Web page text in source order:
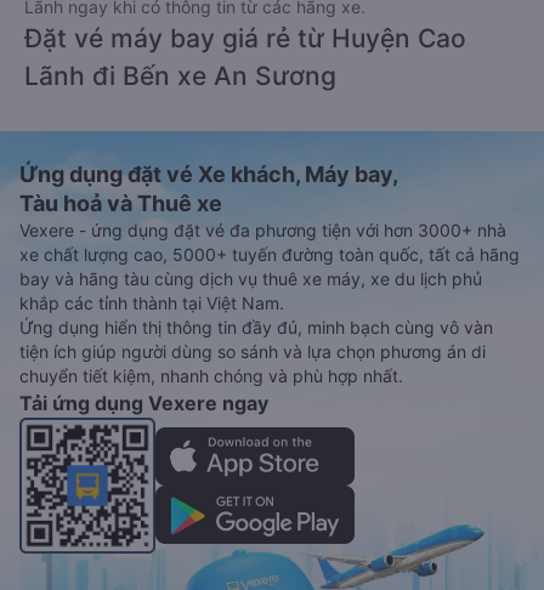
Lãnh ngay khi có thông tin từ các hãng xe.
Đặt vé máy bay giá rẻ từ Huyện Cao
Lãnh đi Bến xe An Sương
Ứng dụng đặt vé Xe khách, Máy bay,
Tàu hoả và Thuê xe
Vexere - ứng dụng đặt vé đa phương tiện với hơn 3000+ nhà
xe chất lượng cao, 5000+ tuyến đường toàn quốc, tất cả hãng
bay và hãng tàu cùng dịch vụ thuê xe máy, xe du lịch phủ
khắp các tỉnh thành tại Việt Nam.
Ứng dụng hiển thị thông tin đầy đủ, minh bạch cùng vô vàn
tiện ích giúp người dùng so sánh và lựa chọn phương án di
chuyển tiết kiệm, nhanh chóng và phù hợp nhất.
Tải ứng dụng Vexere ngay